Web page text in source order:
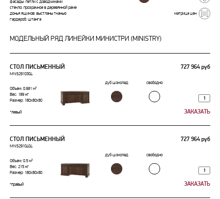
фасады: петли с доводчиками
стекло: прозрачное в деревянной раме
донья ящиков: выстланы тканью
гардероб: штанга
матрица цен
МОДЕЛЬНЫЙ РЯД ЛИНЕЙКИ МИНИСТРИ (MINISTRY)
СТОЛ ПИСЬМЕННЫЙ 727 964 руб
MNS2910304
дуб шоколад
свободно
Объем: 0.681 м³
Вес: 189 кг
Размер: 180x80x80
*левый
СТОЛ ПИСЬМЕННЫЙ 727 964 руб
MNS2910404
дуб шоколад
свободно
Объем: 0.5 м³
Вес: 215 кг
Размер: 180x80x80
*правый